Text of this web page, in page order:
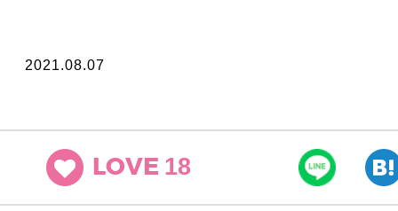
2021.08.07
LOVE 18